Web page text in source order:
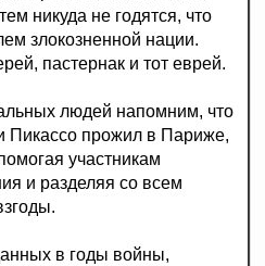
никуда не годятся, что
злокозненной нации.
пастернак и тот еврей.
людей напомним, что
Пикассо прожил в Париже,
участникам
и разделяя со всем
в годы войны,